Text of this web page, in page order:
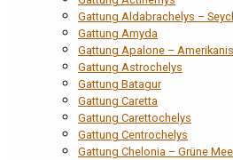
Gattung Aldabrachelys –
Gattung Amyda
Gattung Apalone –
Gattung Astrochelys
Gattung Batagur
Gattung Caretta
Gattung Carettochelys
Gattung Centrochelys
Gattung Chelonia – Grüne